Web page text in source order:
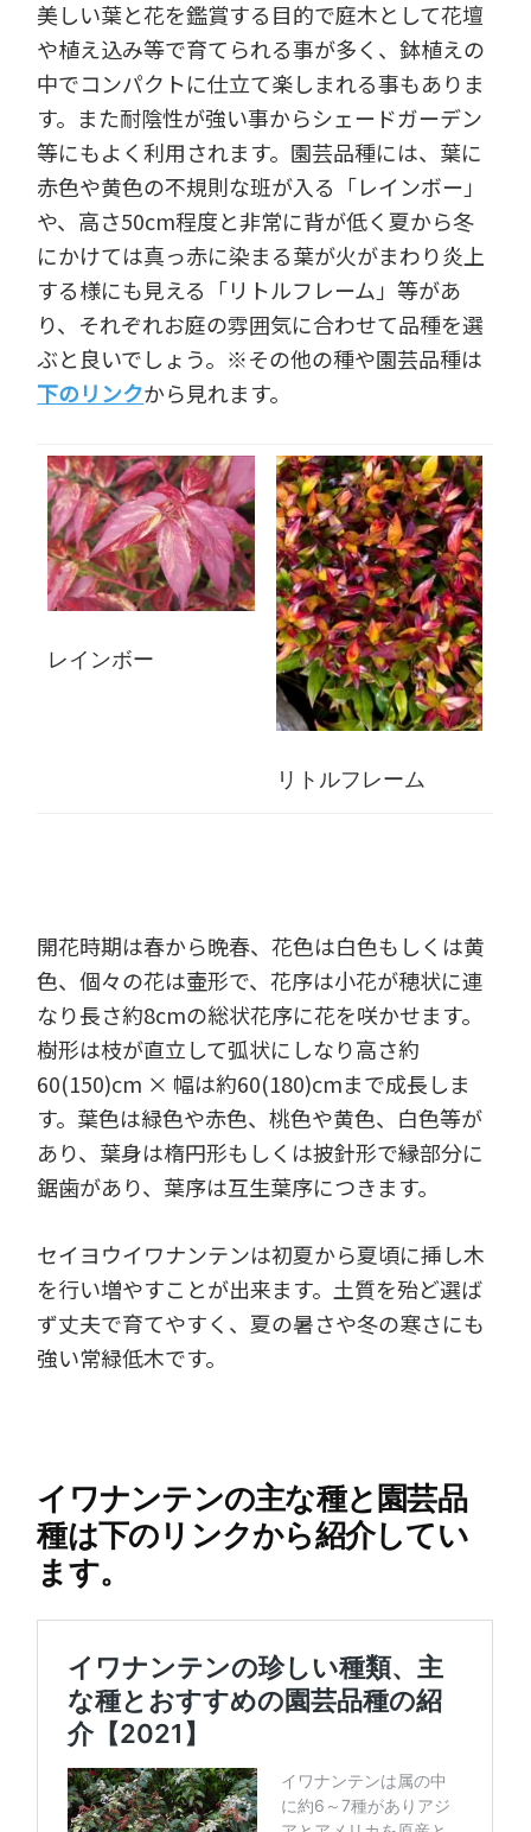
美しい葉と花を鑑賞する目的で庭木として花壇
や植え込み等で育てられる事が多く、鉢植えの
中でコンパクトに仕立て楽しまれる事もありま
す。また耐陰性が強い事からシェードガーデン
等にもよく利用されます。園芸品種には、葉に
赤色や黄色の不規則な班が入る「レインボー」
や、高さ50cm程度と非常に背が低く夏から冬
にかけては真っ赤に染まる葉が火がまわり炎上
する様にも見える「リトルフレーム」等があ
り、それぞれお庭の雰囲気に合わせて品種を選
ぶと良いでしょう。※その他の種や園芸品種は
下のリンクから見れます。
レインボー
リトルフレーム
開花時期は春から晩春、花色は白色もしくは黄
色、個々の花は壷形で、花序は小花が穂状に連
なり長さ約8cmの総状花序に花を咲かせます。
樹形は枝が直立して弧状にしなり高さ約
60(150)cm × 幅は約60(180)cmまで成長しま
す。葉色は緑色や赤色、桃色や黄色、白色等が
あり、葉身は楕円形もしくは披針形で縁部分に
鋸歯があり、葉序は互生葉序につきます。
セイヨウイワナンテンは初夏から夏頃に挿し木
を行い増やすことが出来ます。土質を殆ど選ば
ず丈夫で育てやすく、夏の暑さや冬の寒さにも
強い常緑低木です。
イワナンテンの主な種と園芸品
種は下のリンクから紹介してい
ます。